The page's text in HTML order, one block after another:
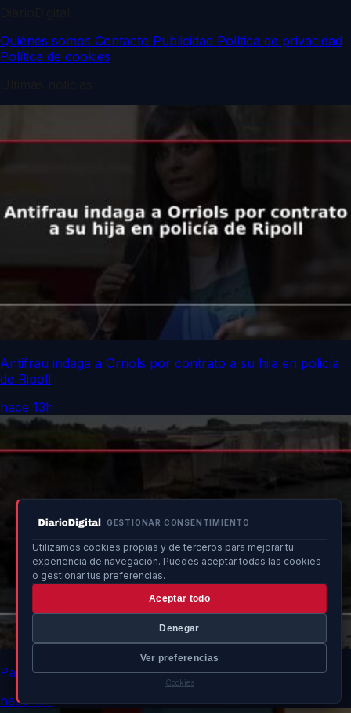
GESTIONAR CONSENTIMIENTO
Utilizamos cookies propias y de terceros para mejorar tu
experiencia de navegación. Puedes aceptar todas las cookies
o gestionar tus preferencias.
Aceptar todo
Denegar
Ver preferencias
Cookies
Quiénes somos Contacto Publicidad Política de privacidad
Política de cookies
Antifrau indaga a Orriols por contrato a su hija en policía
de Ripoll
hace 13h
Patera con 11 personas arriba a las costas de Ibiza
hace 13h